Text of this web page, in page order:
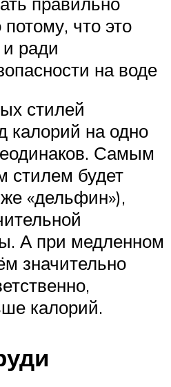
что это
ради
на воде
стилей
калорий на одно
Самым
стилем будет
«дельфин»),
А при медленном
значительно
калорий.